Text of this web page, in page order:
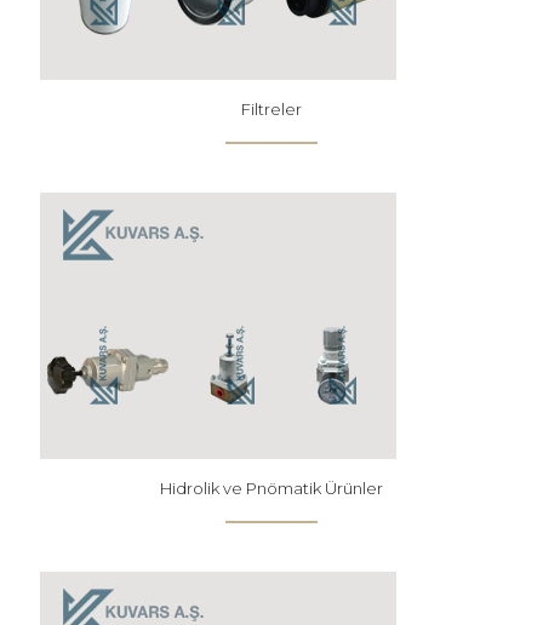
Filtreler
Hidrolik ve Pnömatik Ürünler